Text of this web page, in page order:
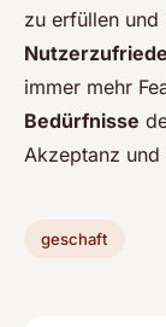
zu erfüllen
immer mehr
Bedürfnisse
Akzeptanz
geschaft